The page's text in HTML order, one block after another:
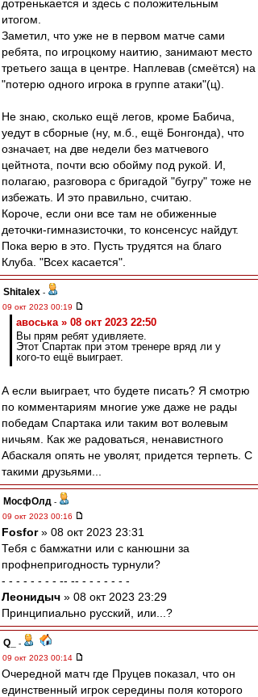
дотренькается и здесь с положительным
итогом.
Заметил, что уже не в первом матче сами
ребята, по игроцкому наитию, занимают место
третьего заща в центре. Наплевав (смеётся) на
"потерю одного игрока в группе атаки"(ц).
Не знаю, сколько ещё легов, кроме Бабича,
уедут в сборные (ну, м.б., ещё Бонгонда), что
означает, на две недели без матчевого
цейтнота, почти всю обойму под рукой. И,
полагаю, разговора с бригадой "бугру" тоже не
избежать. И это правильно, считаю.
Короче, если они все там не обиженные
деточки-гимназисточки, то консенсус найдут.
Пока верю в это. Пусть трудятся на благо
Клуба. "Всех касается".
Shitalex -
09 окт 2023 00:19
авоська » 08 окт 2023 22:50
Вы прям ребят удивляете.
Этот Спартак при этом тренере вряд ли у
кого-то ещё выиграет.
А если выиграет, что будете писать? Я смотрю
по комментариям многие уже даже не рады
победам Спартака или таким вот волевым
ничьям. Как же радоваться, ненавистного
Абаскаля опять не уволят, придется терпеть. С
такими друзьями...
МосфОлд -
09 окт 2023 00:16
Fosfor» 08 окт 2023 23:31
Тебя с бамжатни или с канюшни за
профнепригодность турнули?
- - - - - - - - -- -- - - - - - - -
Леонидыч » 08 окт 2023 23:29
Принципиально русский, или...?
Q_
-
09 окт 2023 00:14
Очередной матч где Пруцев показал, что он
единственный игрок середины поля которого